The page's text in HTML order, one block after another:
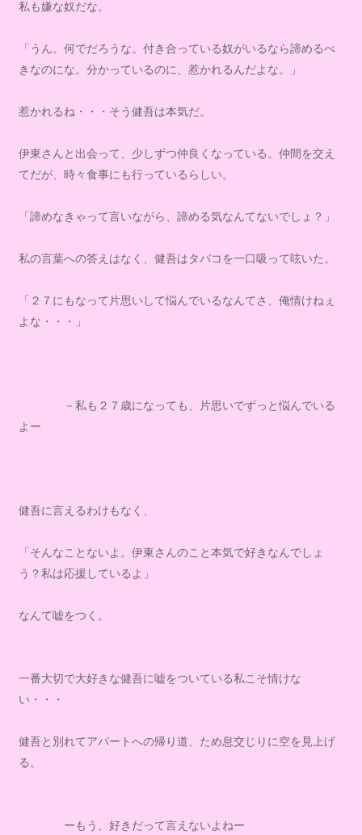
私も嫌な奴だな。
「うん。何でだろうな。付き合っている奴がいるなら諦めるべ
きなのにな。分かっているのに、惹かれるんだよな。」
惹かれるね・・・そう健吾は本気だ。
伊東さんと出会って、少しずつ仲良くなっている。仲間を交え
てだが、時々食事にも行っているらしい。
「諦めなきゃって言いながら、諦める気なんてないでしょ？」
私の言葉への答えはなく、健吾はタバコを一口吸って呟いた。
「２７にもなって片思いして悩んでいるなんてさ、俺情けねぇ
よな・・・」
－私も２７歳になっても、片思いでずっと悩んでいる
よー
健吾に言えるわけもなく、
「そんなことないよ。伊東さんのこと本気で好きなんでしょ
う？私は応援しているよ」
なんて嘘をつく。
一番大切で大好きな健吾に嘘をついている私こそ情けな
い・・・
健吾と別れてアパートへの帰り道、ため息交じりに空を見上げ
る。
ーもう、好きだって言えないよねー